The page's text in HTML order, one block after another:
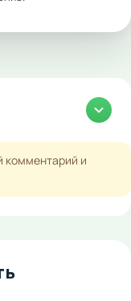
комментарий и